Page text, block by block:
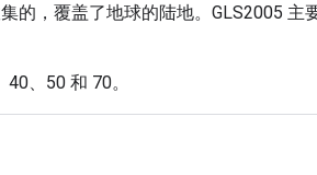
的，覆盖了地球的陆地。GLS2005 主
、50 和 70。